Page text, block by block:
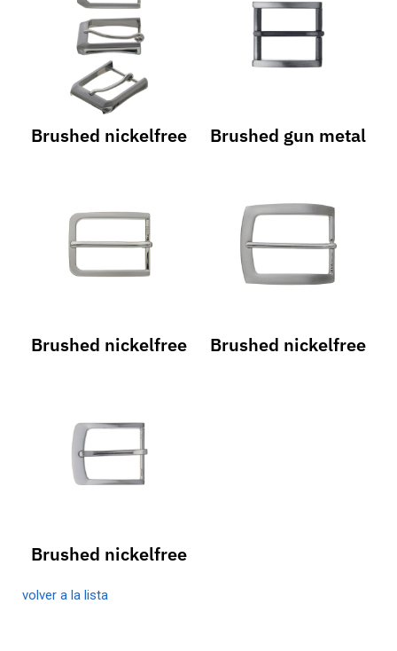
Brushed nickelfree Brushed gun metal
Brushed nickelfree Brushed nickelfree
Brushed nickelfree
volver a la lista